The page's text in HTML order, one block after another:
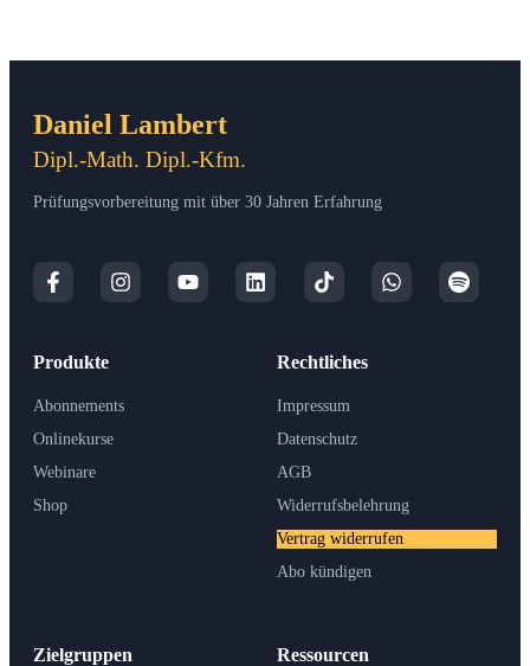
Daniel Lambert
Dipl.-Math. Dipl.-Kfm.
Prüfungsvorbereitung mit über 30 Jahren Erfahrung
Produkte
Abonnements
Onlinekurse
Webinare
Shop
Zielgruppen Ressourcen
Rechtliches
Impressum
Datenschutz
AGB
Widerrufsbelehrung
Vertrag widerrufen
Abo kündigen